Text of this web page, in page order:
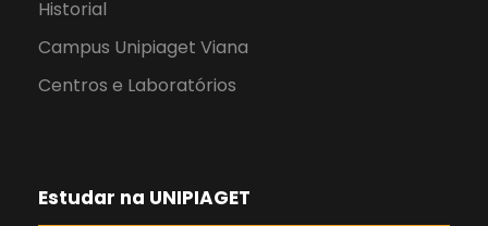
Historial
Campus Unipiaget Viana
Centros e Laboratórios
Estudar na UNIPIAGET